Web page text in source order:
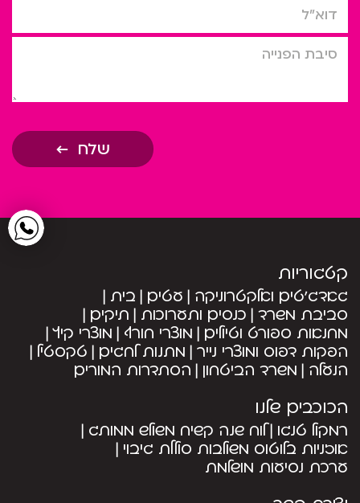
דוא”ל
סיבת הפניה
שלח
קטגוריות
גאדג’טים ואלקטרוניקה עטים בית
סביבת משרד כנסים ותערוכות תיקים
מחנאות ספורט וטיולים מוצרי חורף מוצרי קיץ
הפקות דפוס ומוצרי נייר מתנות לחגים טקסטיל
הנעלה משרד הביטחון הסתדרות המורים
הכוכבים שלנו
רמקול טנגו לוח שנה קשיח משולש ממותג
אוזניות בלוטוס משולבות סוללת גיבוי
ערכת נסיעות מושלמת